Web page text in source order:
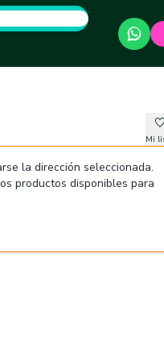
Mi
la dirección seleccionada.
productos disponibles para